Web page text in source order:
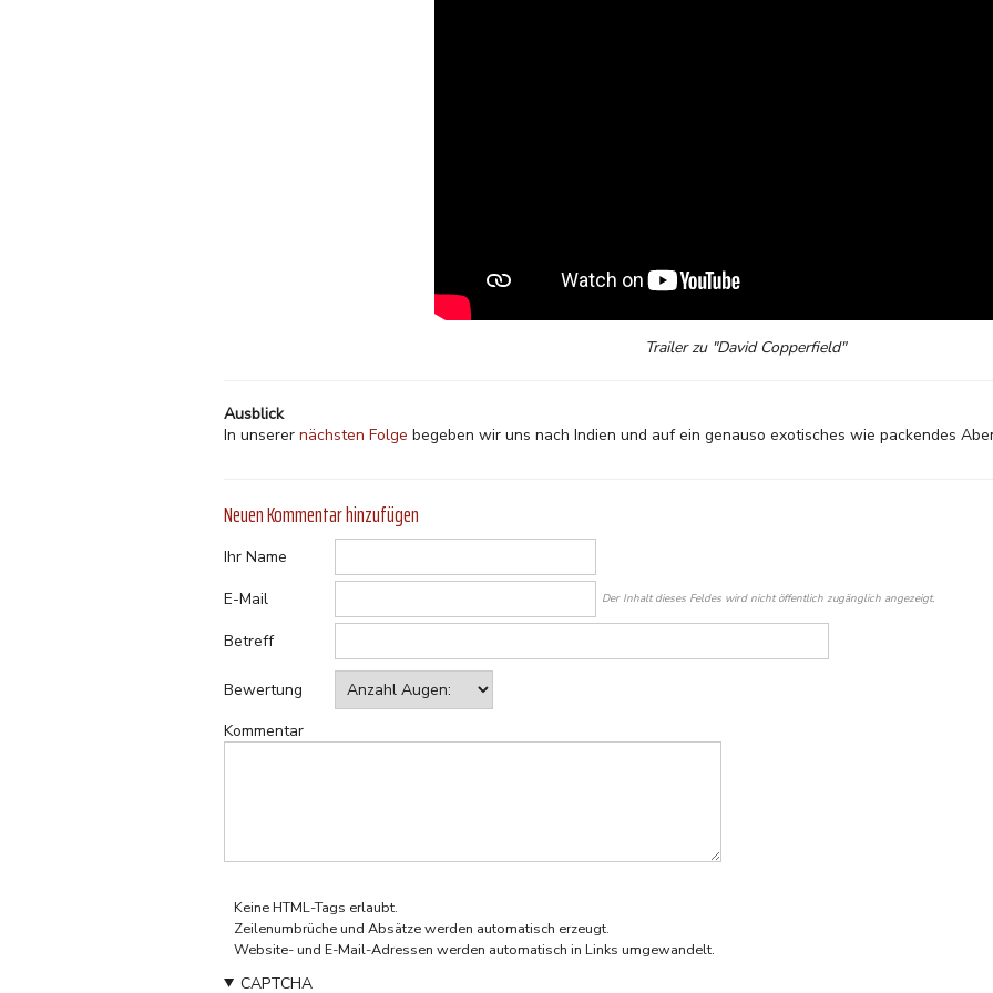
Trailer zu "David Copperfield"
Ausblick
In unserer nächsten Folge begeben wir uns nach Indien und auf ein genauso exotisches wie packendes
Neuen Kommentar hinzufügen
Ihr Name
E-Mail
Der Inhalt dieses Feldes wird nicht öffentlich zugänglich angezeigt.
Betreff
Bewertung
Kommentar
Keine HTML-Tags erlaubt.
Zeilenumbrüche und Absätze werden automatisch erzeugt.
Website- und E-Mail-Adressen werden automatisch in Links umgewandelt.
CAPTCHA